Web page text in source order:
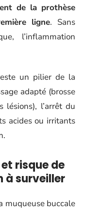
de la prothèse
ligne. Sans
l’inflammation
un pilier de la
adapté (brosse
lésions), l’arrêt du
acides ou irritants
risque de
à surveiller
muqueuse buccale